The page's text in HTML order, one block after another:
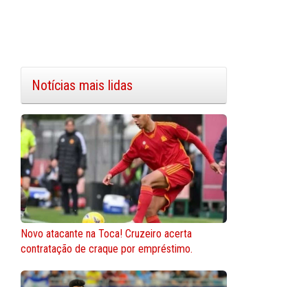
Notícias mais lidas
Novo atacante na Toca! Cruzeiro acerta
contratação de craque por empréstimo.